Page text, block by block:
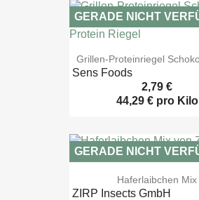
 Vorschau
Grillen-Proteinriegel
Sens Foods
2,79 €
44,29 € pro Kilo
GERADE NICHT
 Vorschau
Haferlaibchen Mix
ZIRP Insects GmbH
GERADE NICHT